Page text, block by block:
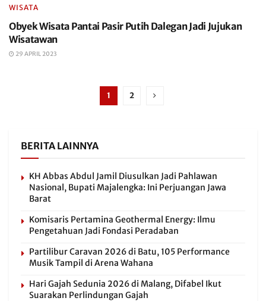
WISATA
Obyek Wisata Pantai Pasir Putih Dalegan Jadi Jujukan
Wisatawan
29 APRIL 2023
1 2
BERITA LAINNYA
KH Abbas Abdul Jamil Diusulkan Jadi Pahlawan
Nasional, Bupati Majalengka: Ini Perjuangan Jawa
Barat
Komisaris Pertamina Geothermal Energy: Ilmu
Pengetahuan Jadi Fondasi Peradaban
Partilibur Caravan 2026 di Batu, 105 Performance
Musik Tampil di Arena Wahana
Hari Gajah Sedunia 2026 di Malang, Difabel Ikut
Suarakan Perlindungan Gajah